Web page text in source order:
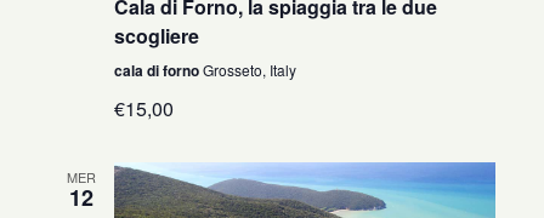
Cala di Forno, la spiaggia tra le due
scogliere
cala di fornoGrosseto, Italy
€15,00
MER
12